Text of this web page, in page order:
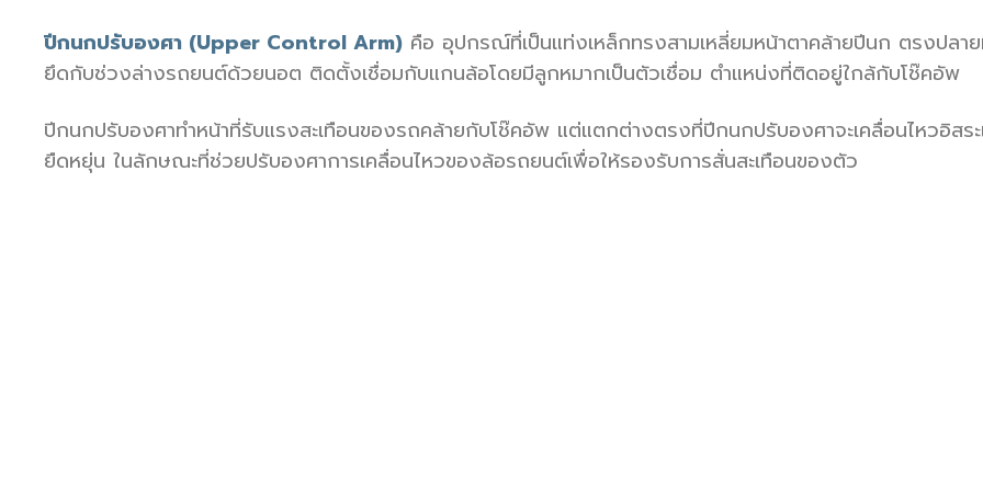
ปีกนกปรับองศา (Upper Control Arm) คือ อุปกรณ์ที่เป็นแท่งเหล็กทรงสามเหลี่ยมหน้าตาคล้ายปีนก ตรงปลา
ยึดกับช่วงล่างรถยนต์ด้วยนอต ติดตั้งเชื่อมกับแกนล้อโดยมีลูกหมากเป็นตัวเชื่อม ตำแหน่งที่ติดอยู่ใกล้กับโช๊คอัพ
ปีกนกปรับองศาทำหน้าที่รับแรงสะเทือนของรถคล้ายกับโช๊คอัพ แต่แตกต่างตรงที่ปีกนกปรับองศาจะเคลื่อนไหวอิสระ
ยืดหยุ่น ในลักษณะที่ช่วยปรับองศาการเคลื่อนไหวของล้อรถยนต์เพื่อให้รองรับการสั่นสะเทือนของตัว